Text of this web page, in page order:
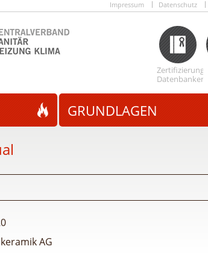
Impressum Datenschutz
Zertifizierungs
Datenbanken
GRUNDLAGEN
AG